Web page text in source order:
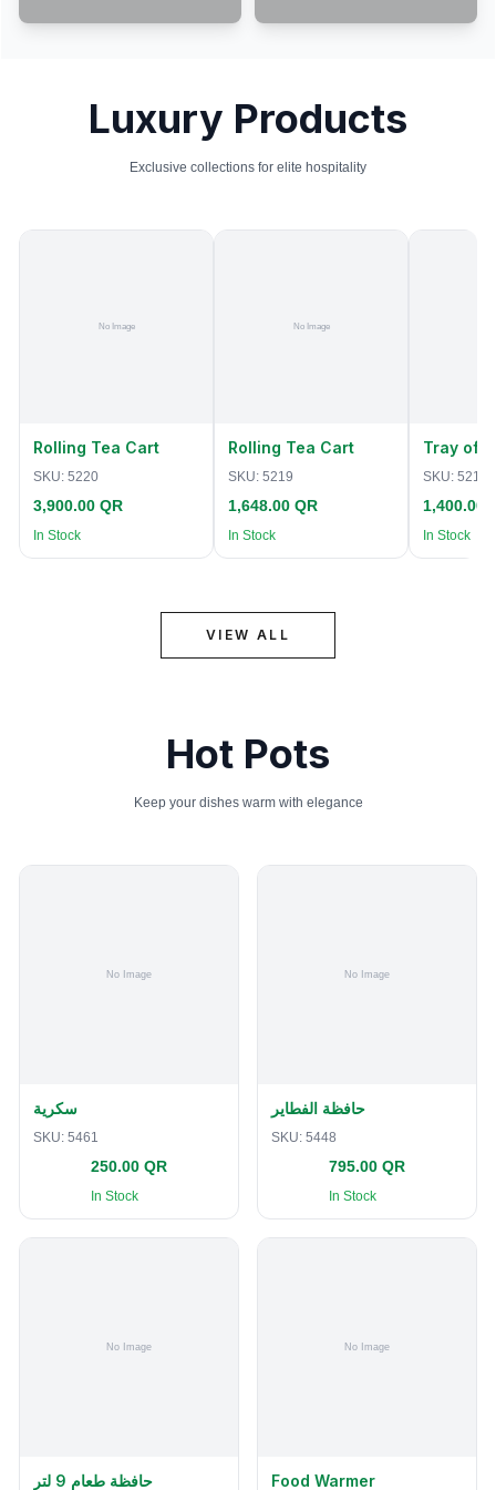
Luxury Products
Exclusive collections for elite hospitality
Rolling Tea Cart
SKU: 5220
3,900.00 QR
In Stock
Rolling Tea Cart
SKU: 5219
1,648.00 QR
In Stock
Tray of
SKU: 5218
1,400.00
In Stock
VIEW ALL
Hot Pots
Keep your dishes warm with elegance
سكرية
SKU: 5461
250.00 QR
In Stock
حافظة الفطاير
SKU: 5448
795.00 QR
In Stock
حافظة طعام 9 لتر Food Warmer